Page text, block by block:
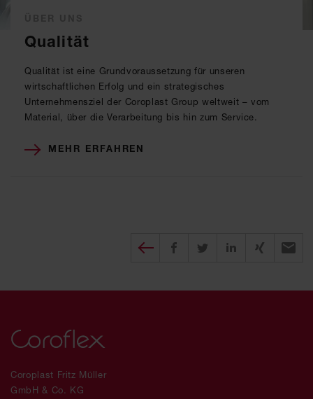
Qualität
Qualität ist eine Grundvoraussetzung für unseren
wirtschaftlichen Erfolg und ein strategisches
Unternehmensziel der Coroplast Group weltweit – vom
Material, über die Verarbeitung bis hin zum Service.
MEHR ERFAHREN
Diesen Beitrag teilen
auf Facebook teilen
auf twitter teilenauf XING
per
Coroplast Fritz Müller
GmbH & Co. KG